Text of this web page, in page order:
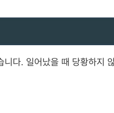
다. 일어났을 때 당황하지